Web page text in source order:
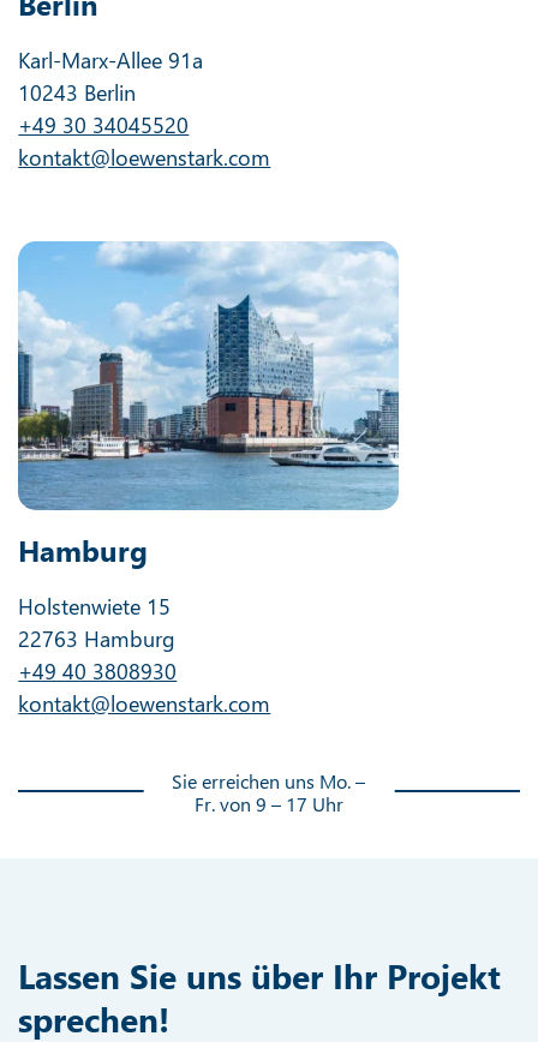
Karl-Marx-Allee 91a
10243 Berlin
+49 30 34045520
kontakt@loewenstark.com
Hamburg
Holstenwiete 15
22763 Hamburg
+49 40 3808930
kontakt@loewenstark.com
Sie erreichen uns Mo. –
Fr. von 9 – 17 Uhr
Lassen Sie uns über Ihr Projekt
sprechen!